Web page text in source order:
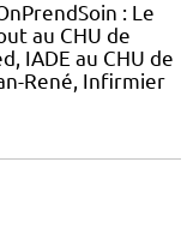
: Le
au CHU de
IADE au CHU de
René, Infirmier